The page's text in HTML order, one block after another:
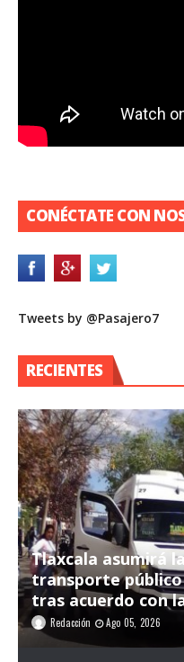
CONÉCTATE CON
Tweets by @Pasajero7
RECIENTES
Tlaxcala asumirá
transporte
tras acuerdo con
Redacción Ago 05, 2026